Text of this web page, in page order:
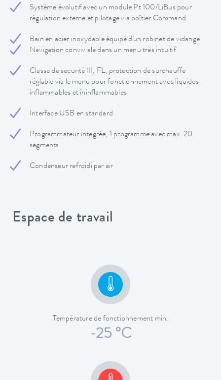
Système évolutif avec un module Pt 100/LiBus pour
régulation externe et pilotage via boîtier Command
Bain en acier inoxydable équipé d'un robinet de vidange
Navigation conviviale dans un menu très intuitif
Classe de securité III, FL, protection de surchauffe
réglable via le menu pour fonctionnement avec liquides
inflammables et ininflammables
Interface USB en standard
Programmateur integrée, 1 programme avec max. 20
segments
Condenseur refroidi par air
Espace de travail
Température de fonctionnement min.
-25 °C